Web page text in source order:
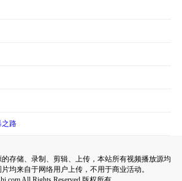
之路
存储、录制、剪辑、上传，本站所有视频播放源均
均来自于网络用户上传，不用于商业活动。